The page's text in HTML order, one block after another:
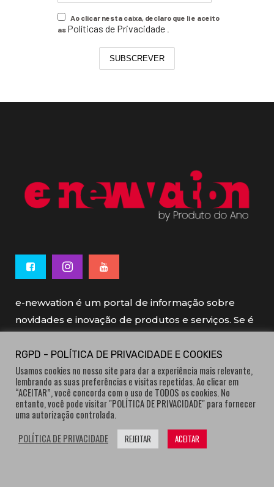
Ao clicar nesta caixa, declaro que li e aceito
as Políticas de Privacidade .
SUBSCREVER
e-newvation é um portal de informação sobre
novidades e inovação de produtos e serviços. Se é
e-newvation tem o patrocínio do “Produto do
Ano”, o prémio de inovação atribuído por
consumidores.
RGPD - POLÍTICA DE PRIVACIDADE E COOKIES
Usamos cookies no nosso site para dar a experiência mais relevante,
lembrando as suas preferências e visitas repetidas. Ao clicar em
“ACEITAR”, você concorda com o uso de TODOS os cookies. No
entanto, você pode visitar "POLÍTICA DE PRIVACIDADE" para fornecer
uma autorização controlada.
POLÍTICA DE PRIVACIDADE
REJEITAR ACEITAR